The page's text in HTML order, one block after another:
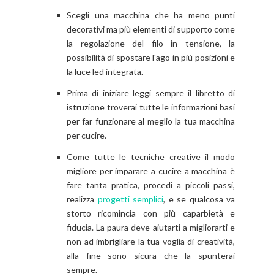
Scegli una macchina che ha meno punti
decorativi ma più elementi di supporto come
la regolazione del filo in tensione, la
possibilità di spostare l'ago in più posizioni e
la luce led integrata.
Prima di iniziare leggi sempre il libretto di
istruzione troverai tutte le informazioni basi
per far funzionare al meglio la tua macchina
per cucire.
Come tutte le tecniche creative il modo
migliore per imparare a cucire a macchina è
fare tanta pratica, procedi a piccoli passi,
realizza progetti semplici, e se qualcosa va
storto ricomincia con più caparbietà e
fiducia. La paura deve aiutarti a migliorarti e
non ad imbrigliare la tua voglia di creatività,
alla fine sono sicura che la spunterai
sempre.